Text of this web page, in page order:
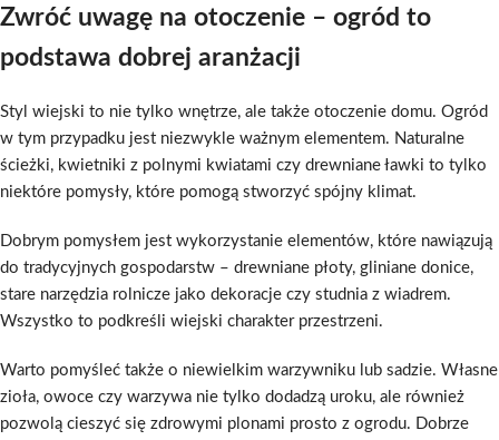
Zwróć uwagę na otoczenie – ogród to
podstawa dobrej aranżacji
Styl wiejski to nie tylko wnętrze, ale także otoczenie domu. Ogród
w tym przypadku jest niezwykle ważnym elementem. Naturalne
ścieżki, kwietniki z polnymi kwiatami czy drewniane ławki to tylko
niektóre pomysły, które pomogą stworzyć spójny klimat.
Dobrym pomysłem jest wykorzystanie elementów, które nawiązują
do tradycyjnych gospodarstw – drewniane płoty, gliniane donice,
stare narzędzia rolnicze jako dekoracje czy studnia z wiadrem.
Wszystko to podkreśli wiejski charakter przestrzeni.
Warto pomyśleć także o niewielkim warzywniku lub sadzie. Własne
zioła, owoce czy warzywa nie tylko dodadzą uroku, ale również
pozwolą cieszyć się zdrowymi plonami prosto z ogrodu. Dobrze